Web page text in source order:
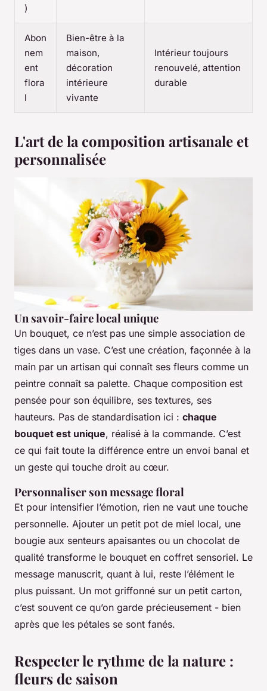
)
Abon
nem
ent
flora
l
Bien-être à la
maison,
décoration
intérieure
vivante
Intérieur toujours
renouvelé, attention
durable
L'art de la composition artisanale et
personnalisée
Un savoir-faire local unique
Un bouquet, ce n’est pas une simple association de
tiges dans un vase. C’est une création, façonnée à la
main par un artisan qui connaît ses fleurs comme un
peintre connaît sa palette. Chaque composition est
pensée pour son équilibre, ses textures, ses
hauteurs. Pas de standardisation ici : chaque
bouquet est unique, réalisé à la commande. C’est
ce qui fait toute la différence entre un envoi banal et
un geste qui touche droit au cœur.
Personnaliser son message floral
Et pour intensifier l’émotion, rien ne vaut une touche
personnelle. Ajouter un petit pot de miel local, une
bougie aux senteurs apaisantes ou un chocolat de
qualité transforme le bouquet en coffret sensoriel. Le
message manuscrit, quant à lui, reste l’élément le
plus puissant. Un mot griffonné sur un petit carton,
c’est souvent ce qu’on garde précieusement - bien
après que les pétales se sont fanés.
Respecter le rythme de la nature :
fleurs de saison